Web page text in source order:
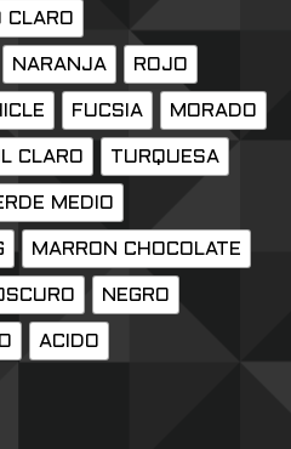
CLARO
NARANJA ROJO
FUCSIA MORADO
CLARO TURQUESA
MEDIO
MARRON CHOCOLATE
NEGRO
ACIDO